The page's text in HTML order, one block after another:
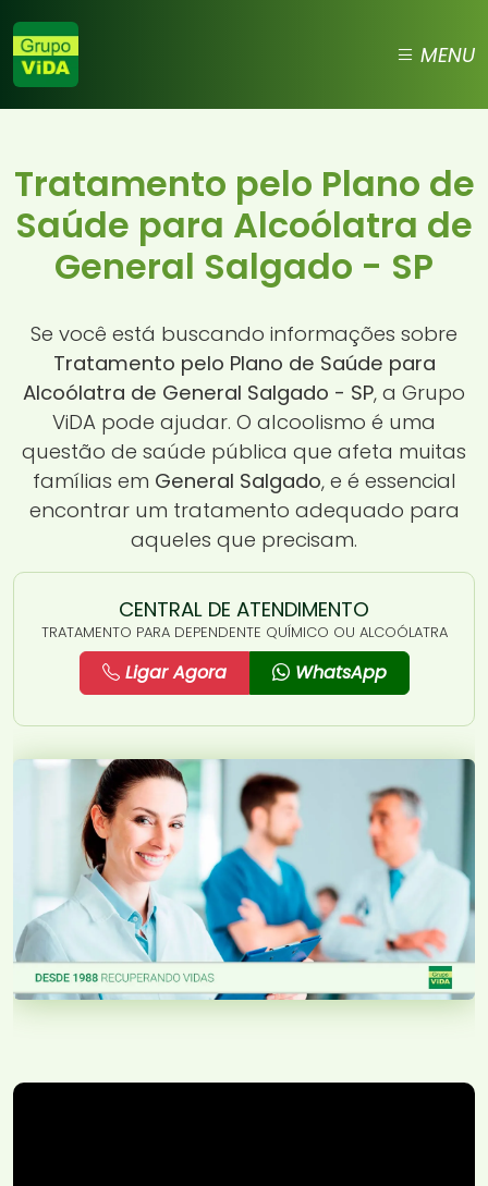
MENU
Tratamento pelo Plano de
Saúde para Alcoólatra de
General Salgado - SP
Se você está buscando informações sobre
Tratamento pelo Plano de Saúde para
Alcoólatra de General Salgado - SP, a Grupo
ViDA pode ajudar. O alcoolismo é uma
questão de saúde pública que afeta muitas
famílias em General Salgado, e é essencial
encontrar um tratamento adequado para
aqueles que precisam.
CENTRAL DE ATENDIMENTO
TRATAMENTO PARA DEPENDENTE QUÍMICO OU ALCOÓLATRA
Ligar Agora WhatsApp